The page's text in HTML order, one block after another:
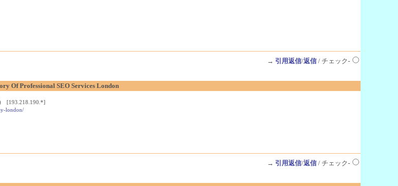
→ 引用返信/返信/ チェック-
Of Professional SEO Services London
[193.218.190.*]
london/
→ 引用返信/返信/ チェック-